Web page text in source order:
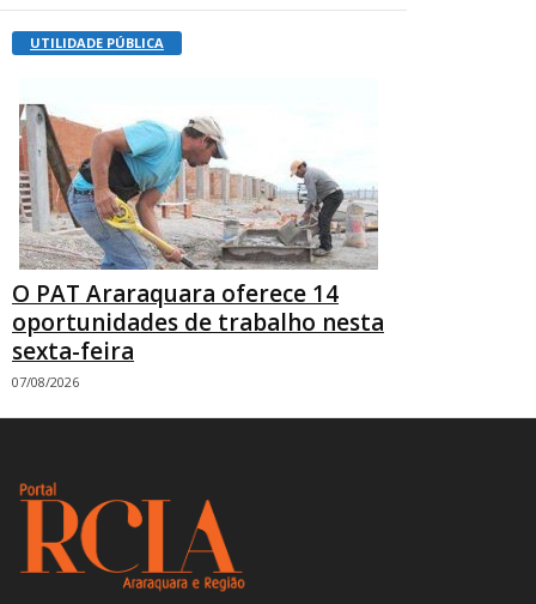
UTILIDADE PÚBLICA
O PAT Araraquara oferece 14
oportunidades de trabalho nesta
sexta-feira
07/08/2026